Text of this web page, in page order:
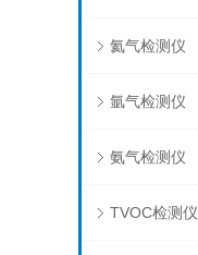
氦气检测仪
氩气检测仪
氨气检测仪
TVOC检测仪